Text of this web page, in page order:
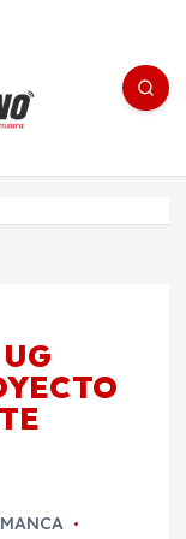
noticias/editorial